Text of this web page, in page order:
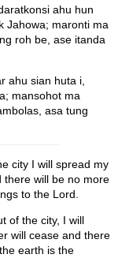
ahu hun
Jahowa; maronti ma
roh be, ase itanda
ahu sian huta i,
mansohot ma
asa tung
city I will spread my
there will be no more
to the Lord
of the city, I will
will cease and there
earth is the